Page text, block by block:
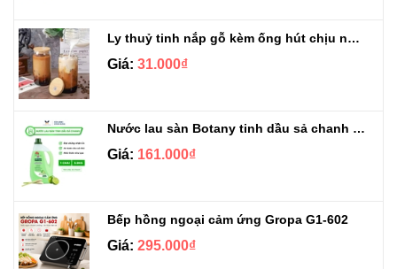
Ly thuỷ tinh nắp gỗ kèm ống hút chịu nhiệt 500ml
Giá: 31.000₫
Nước lau sàn Botany tinh dầu sả chanh chai 3.9kg
Giá: 161.000₫
Bếp hồng ngoại cảm ứng Gropa G1-602
Giá: 295.000₫